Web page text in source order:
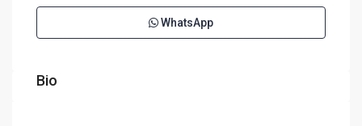
WhatsApp
Bio